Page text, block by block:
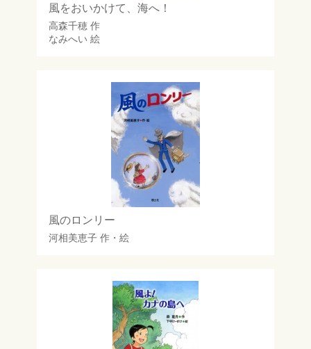
風をおいかけて、海へ！
高森千穂作
なみへい 絵
風のロンリー
河相美恵子作・絵